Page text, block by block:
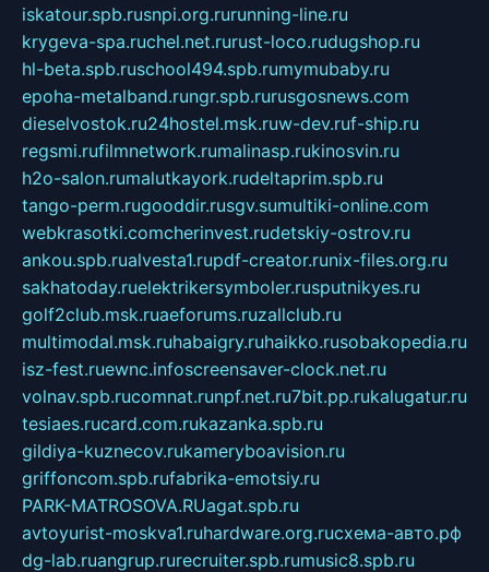
iskatour.spb.rusnpi.org.rurunning-line.ru
krygeva-spa.ruchel.net.rurust-loco.rudugshop.ru
hl-beta.spb.ruschool494.spb.rumymubaby.ru
epoha-metalband.rungr.spb.rurusgosnews.com
dieselvostok.ru24hostel.msk.ruw-dev.ruf-ship.ru
regsmi.rufilmnetwork.rumalinasp.rukinosvin.ru
h2o-salon.rumalutkayork.rudeltaprim.spb.ru
tango-perm.rugooddir.rusgv.sumultiki-online.com
webkrasotki.comcherinvest.rudetskiy-ostrov.ru
ankou.spb.rualvesta1.rupdf-creator.runix-files.org.ru
sakhatoday.ruelektrikersymboler.rusputnikyes.ru
golf2club.msk.ruaeforums.ruzallclub.ru
multimodal.msk.ruhabaigry.ruhaikko.rusobakopedia.ru
isz-fest.ruewnc.infoscreensaver-clock.net.ru
volnav.spb.rucomnat.runpf.net.ru7bit.pp.rukalugatur.ru
tesiaes.rucard.com.rukazanka.spb.ru
gildiya-kuznecov.rukameryboavision.ru
griffoncom.spb.rufabrika-emotsiy.ru
PARK-MATROSOVA.RUagat.spb.ru
avtoyurist-moskva1.ruhardware.org.ruсхема-авто.рф
dg-lab.ruangrup.rurecruiter.spb.rumusic8.spb.ru